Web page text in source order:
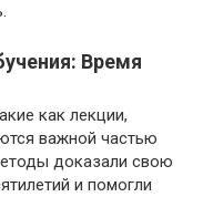
Время
как лекции,
важной частью
доказали свою
и помогли